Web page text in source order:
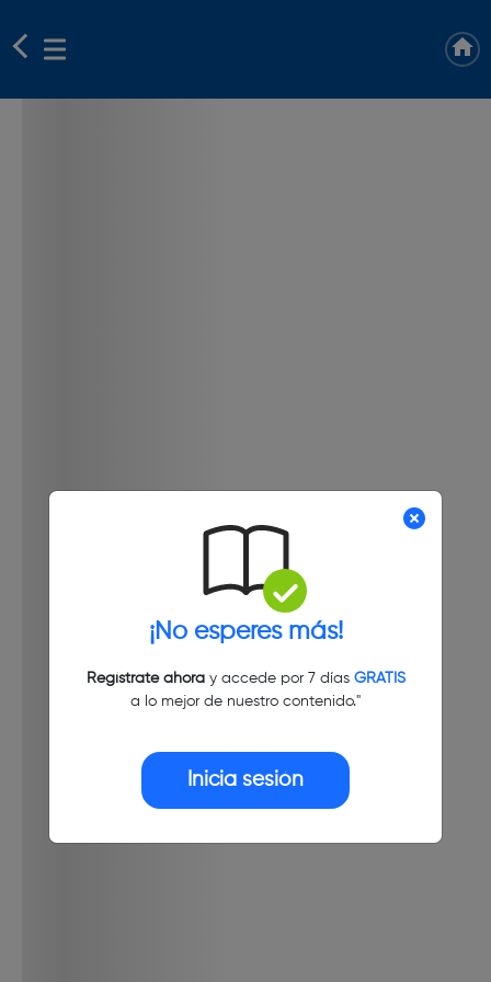
¡No esperes más!
Regístrate ahoray accede por 7 días GRATIS
a lo mejor de nuestro contenido."
Inicia sesión